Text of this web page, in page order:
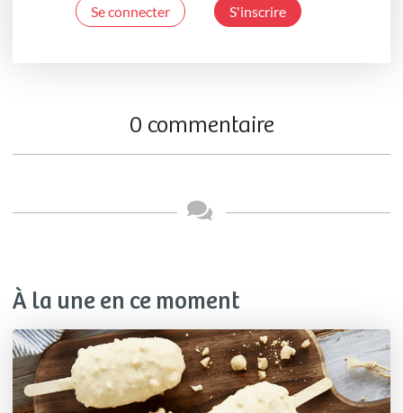
Se connecter S'inscrire
0 commentaire
À la une en ce moment